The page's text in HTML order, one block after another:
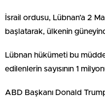
İsrail ordusu, Lübnan’a 2
başlatarak, ülkenin
Lübnan hükümeti bu
edilenlerin sayısının 1
ABD Başkanı Donald